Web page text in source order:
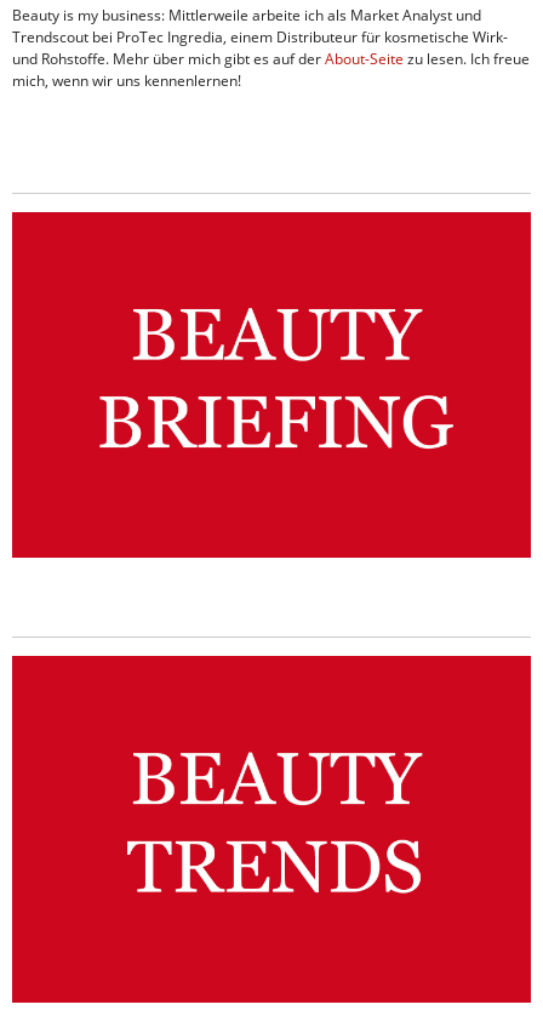
Beauty is my business: Mittlerweile arbeite ich als Market Analyst und
Trendscout bei ProTec Ingredia, einem Distributeur für kosmetische Wirk-
und Rohstoffe. Mehr über mich gibt es auf derAbout-Seite zu lesen. Ich freue
mich, wenn wir uns kennenlernen!